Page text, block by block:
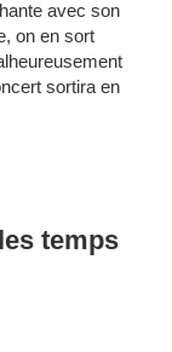
avec son
on en sort
sortira en
temps